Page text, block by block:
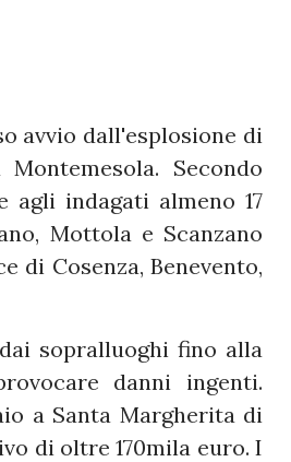
avvio dall'esplosione di
Secondo
indagati almeno 17
Mottola e Scanzano
Cosenza, Benevento,
sopralluoghi fino alla
danni ingenti.
a Santa Margherita di
di oltre 170mila euro. I